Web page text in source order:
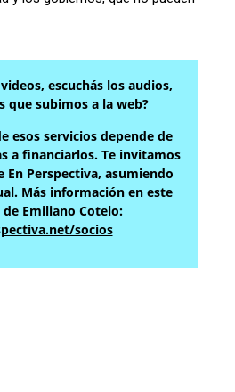
escuchás los audios,
que subimos a la web?
esos servicios depende de
a financiarlos. Te invitamos
En Perspectiva, asumiendo
Más información en este
de Emiliano Cotelo:
socios